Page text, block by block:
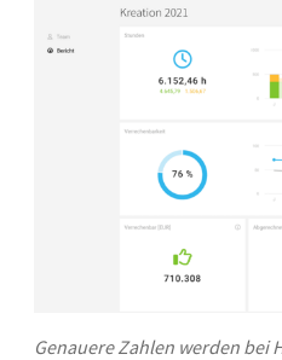
Genauere Zahlen werden bei